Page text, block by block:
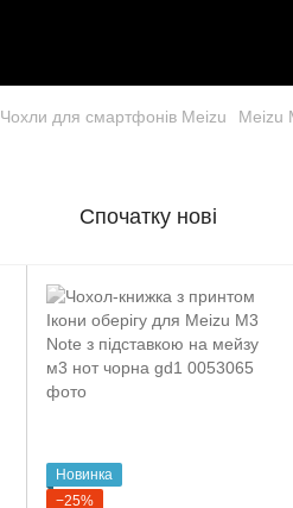
Чохли для смартфонів Meizu Meizu
Спочатку нові
Новинка
−25%